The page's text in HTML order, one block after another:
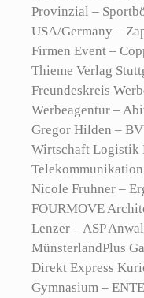
Provinzial –
USA/Germany –
Firmen Event –
Thieme Verlag
Freundeskreis
Werbeagentur –
Gregor Hilden –
Wirtschaft Logistik
Nicole Fruhner –
FOURMOVE
Lenzer – ASP
MünsterlandPlus
Direkt Express
Gymnasium –